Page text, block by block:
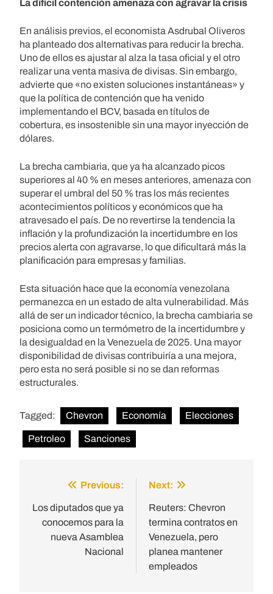
La difícil contención amenaza con agravar la crisis
En análisis previos, el economista Asdrubal Oliveros
ha planteado dos alternativas para reducir la brecha.
Uno de ellos es ajustar al alza la tasa oficial y el otro
realizar una venta masiva de divisas. Sin embargo,
advierte que «no existen soluciones instantáneas» y
que la política de contención que ha venido
implementando el BCV, basada en títulos de
cobertura, es insostenible sin una mayor inyección de
dólares.
La brecha cambiaria, que ya ha alcanzado picos
superiores al 40 % en meses anteriores, amenaza con
superar el umbral del 50 % tras los más recientes
acontecimientos políticos y económicos que ha
atravesado el país. De no revertirse la tendencia la
inflación y la profundización la incertidumbre en los
precios alerta con agravarse, lo que dificultará más la
planificación para empresas y familias.
Esta situación hace que la economía venezolana
permanezca en un estado de alta vulnerabilidad. Más
allá de ser un indicador técnico, la brecha cambiaria se
posiciona como un termómetro de la incertidumbre y
la desigualdad en la Venezuela de 2025. Una mayor
disponibilidad de divisas contribuiría a una mejora,
pero esta no será posible si no se dan reformas
estructurales.
Tagged: Chevron Economía Elecciones
Petroleo Sanciones
navigation
Previous:
Los diputados que ya
conocemos para la
nueva Asamblea
Nacional
Next:
Reuters: Chevron
termina contratos en
Venezuela, pero
planea mantener
empleados